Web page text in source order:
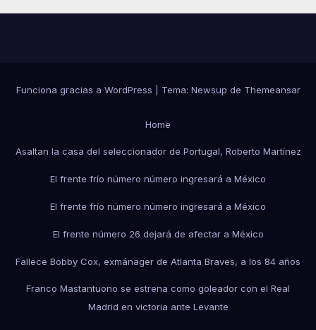
Funciona gracias a WordPress Tema: Newsup de Themeansar
Home
Asaltan la casa del seleccionador de Portugal, Roberto Martínez
El frente frío número número ingresará a México
El frente frío número número ingresará a México
El frente número 26 dejará de afectar a México
Fallece Bobby Cox, exmánager de Atlanta Braves, a los 84 años
Franco Mastantuono se estrena como goleador con el Real
Madrid en victoria ante Levante